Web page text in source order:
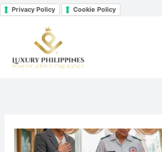
Privacy Policy Cookie Policy Vai
Facebook